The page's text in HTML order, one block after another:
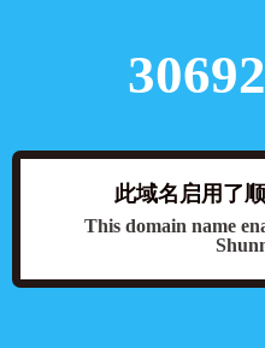
此域名启用了
This domain name